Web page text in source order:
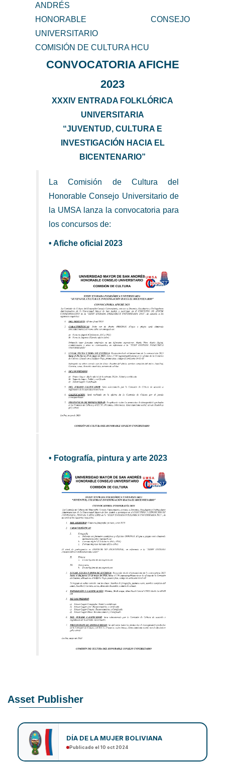
ANDRÉS
HONORABLE CONSEJO
UNIVERSITARIO
COMISIÓN DE CULTURA HCU
CONVOCATORIA AFICHE
2023
XXXIV ENTRADA FOLKLÓRICA
UNIVERSITARIA
“JUVENTUD, CULTURA E
INVESTIGACIÓN HACIA EL
BICENTENARIO”
La Comisión de Cultura del
Honorable Consejo Universitario de
la UMSA lanza la convocatoria para
los concursos de:
• Afiche oficial 2023
• Fotografía, pintura y arte 2023
Asset Publisher
DÍA DE LA MUJER BOLIVIANA
Publicado el 10 oct 2024